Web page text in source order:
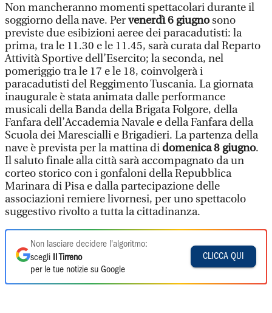
Non mancheranno momenti spettacolari durante il
soggiorno della nave. Pervenerdì 6 giugnosono
previste due esibizioni aeree dei paracadutisti: la
prima, tra le 11.30 e le 11.45, sarà curata dal Reparto
Attività Sportive dell’Esercito; la seconda, nel
pomeriggio tra le 17 e le 18, coinvolgerà i
paracadutisti del Reggimento Tuscania. La giornata
inaugurale è stata animata dalle performance
musicali della Banda della Brigata Folgore, della
Fanfara dell’Accademia Navale e della Fanfara della
Scuola dei Marescialli e Brigadieri. La partenza della
nave è prevista per la mattina di domenica 8 giugno.
Il saluto finale alla città sarà accompagnato da un
corteo storico con i gonfaloni della Repubblica
Marinara di Pisa e dalla partecipazione delle
associazioni remiere livornesi, per uno spettacolo
suggestivo rivolto a tutta la cittadinanza.
Non lasciare decidere l'algoritmo:
scegli
Il Tirreno
per le tue notizie su Google
CLICCA QUI